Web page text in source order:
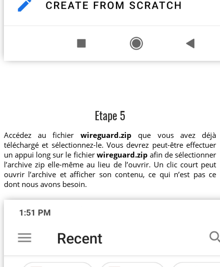
Etape 5
Accédez au fichier wireguard.zip que vous avez déjà
téléchargé et sélectionnez-le. Vous devrez peut-être effectuer
un appui long sur le fichier wireguard.zip afin de sélectionner
l’archive zip elle-même au lieu de l’ouvrir. Un clic court peut
ouvrir l’archive et afficher son contenu, ce qui n’est pas ce
dont nous avons besoin.